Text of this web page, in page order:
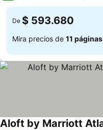
De $ 593.680
Mira precios de 11 páginas